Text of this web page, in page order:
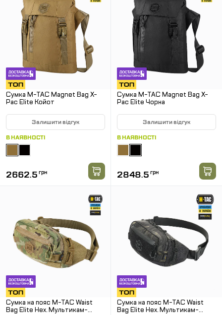
Сумка M-TAC Magnet Bag X-
Pac Elite Койот
Залишити відгук
В НАЯВНОСТІ
2662.5 грн
Сумка M-TAC Magnet Bag X-
Pac Elite Чорна
Залишити відгук
В НАЯВНОСТІ
2848.5 грн
Сумка на пояс M-TAC Waist
Bag Elite Hex. Мультикам-
Сумка на пояс M-TAC Waist
Bag Elite Hex. Мультикам-